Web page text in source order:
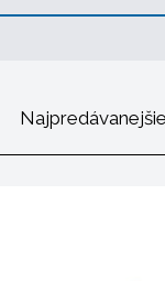
Najpredávanejšie